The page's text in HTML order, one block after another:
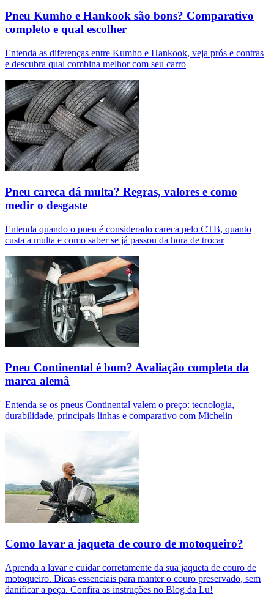
Pneu Kumho e Hankook são bons? Comparativo
completo e qual escolher
Entenda as diferenças entre Kumho e Hankook, veja prós e contras
e descubra qual combina melhor com seu carro
Pneu careca dá multa? Regras, valores e como
medir o desgaste
Entenda quando o pneu é considerado careca pelo CTB, quanto
custa a multa e como saber se já passou da hora de trocar
Pneu Continental é bom? Avaliação completa da
marca alemã
Entenda se os pneus Continental valem o preço: tecnologia,
durabilidade, principais linhas e comparativo com Michelin
Como lavar a jaqueta de couro de motoqueiro​?
Aprenda a lavar e cuidar corretamente da sua jaqueta de couro de
motoqueiro. Dicas essenciais para manter o couro preservado, sem
danificar a peça. Confira as instruções no Blog da Lu!